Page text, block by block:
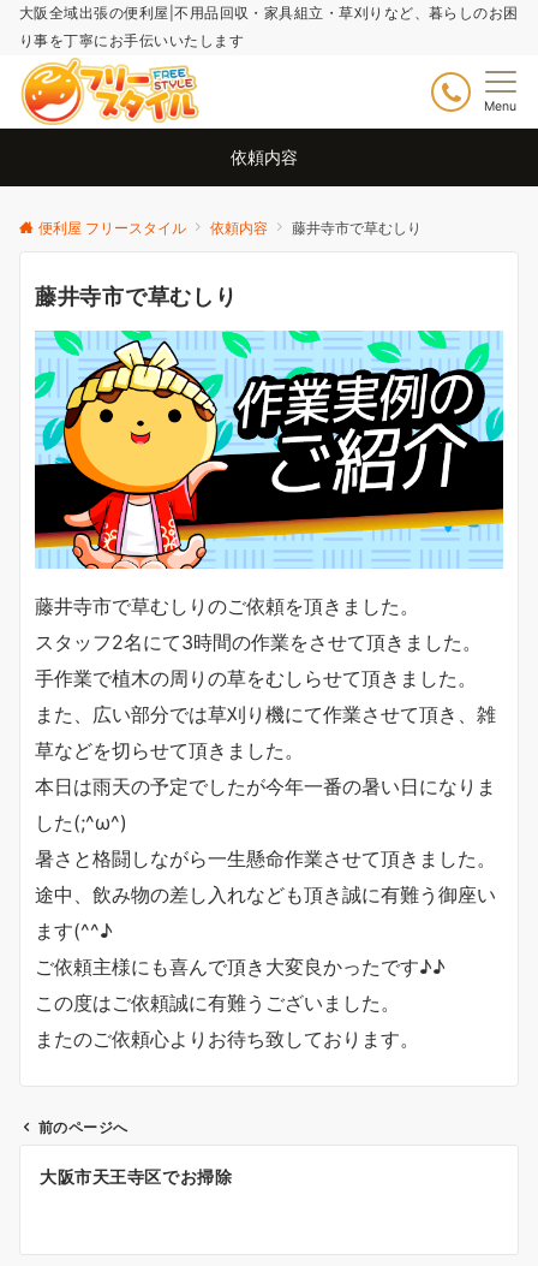
大阪全域出張の便利屋|不用品回収・家具組立・草刈りなど、暮らしのお困
り事を丁寧にお手伝いいたします
Menu
依頼内容
便利屋 フリースタイル 依頼内容 藤井寺市で草むしり
藤井寺市で草むしり
藤井寺市で草むしりのご依頼を頂きました。
スタッフ2名にて3時間の作業をさせて頂きました。
手作業で植木の周りの草をむしらせて頂きました。
また、広い部分では草刈り機にて作業させて頂き、雑
草などを切らせて頂きました。
本日は雨天の予定でしたが今年一番の暑い日になりま
した(;^ω^)
暑さと格闘しながら一生懸命作業させて頂きました。
途中、飲み物の差し入れなども頂き誠に有難う御座い
ます(^^♪
ご依頼主様にも喜んで頂き大変良かったです♪♪
この度はご依頼誠に有難うございました。
またのご依頼心よりお待ち致しております。
前のページへ
大阪市天王寺区でお掃除